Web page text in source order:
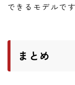
できるモデルです
まとめ